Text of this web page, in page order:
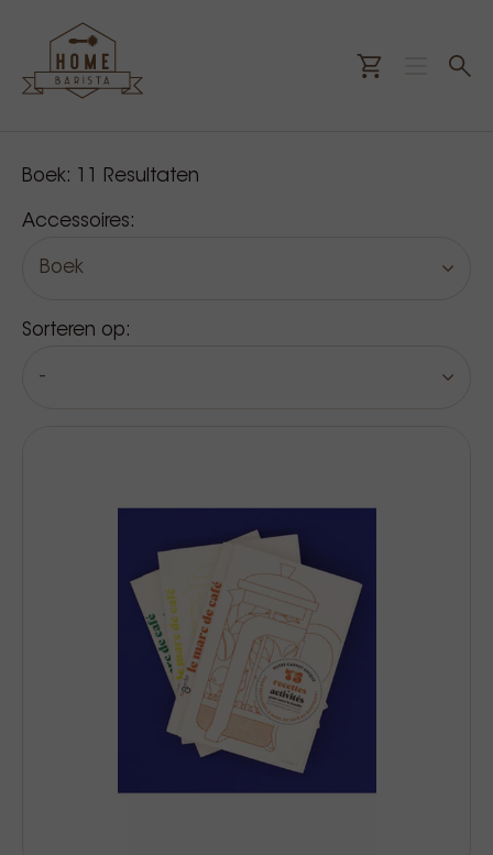
Onze producten
Boek: Resultaten
Accessoires:
Boek
Sorteren op:
-